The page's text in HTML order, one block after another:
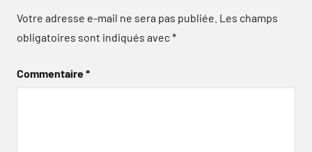
Votre adresse e-mail ne sera pas publiée. Les champs
obligatoires sont indiqués avec*
Commentaire*